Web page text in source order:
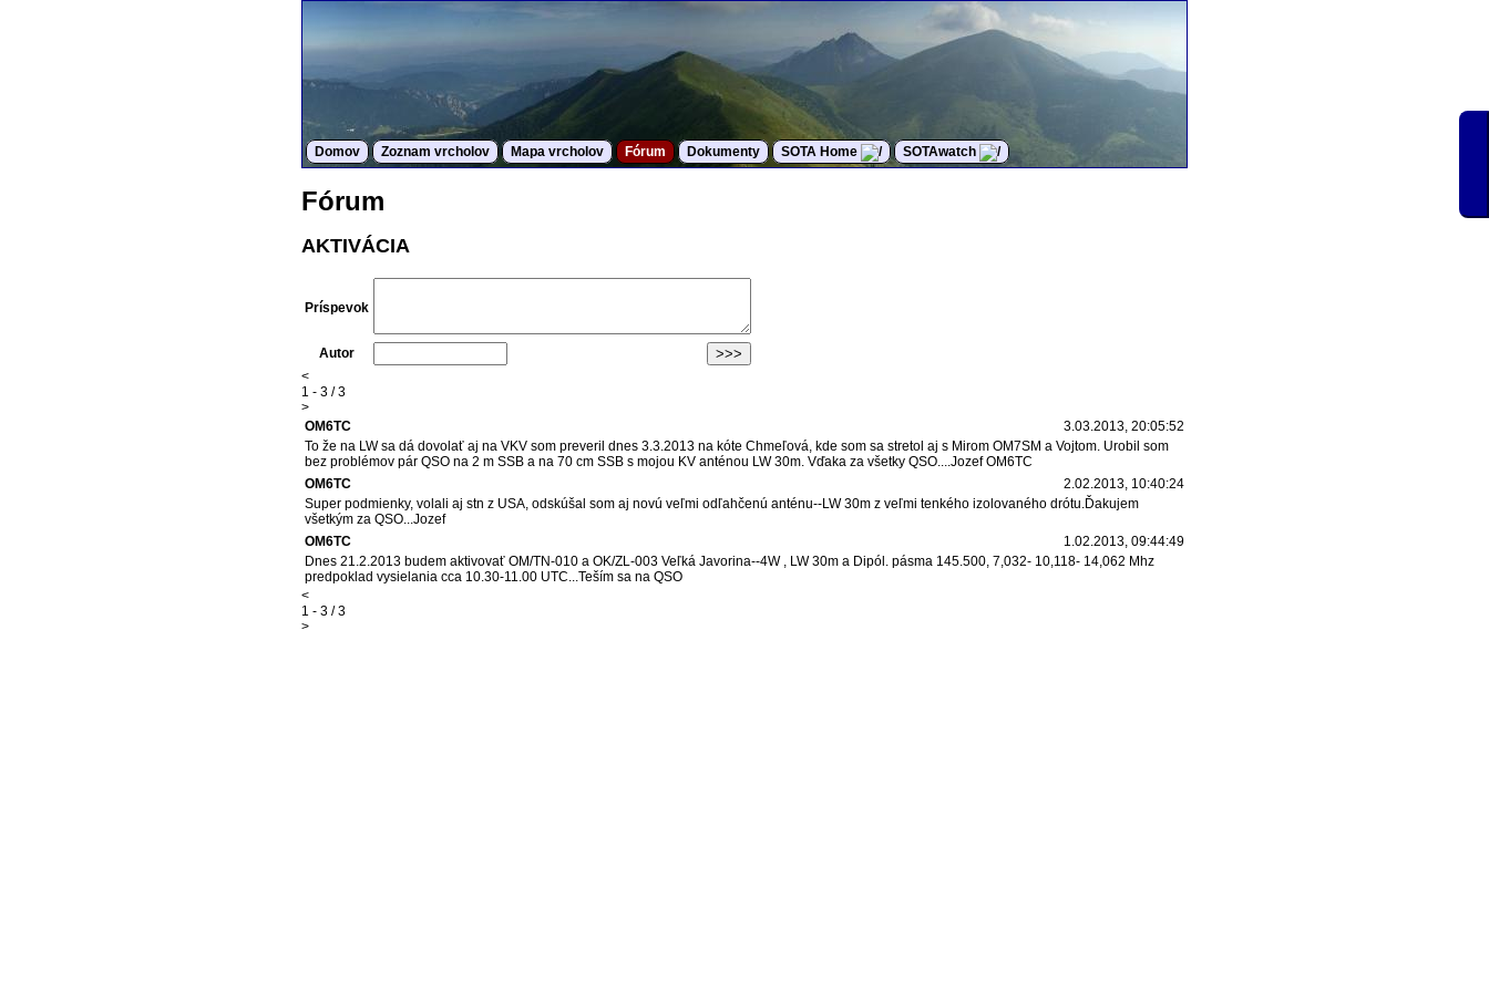
Domov Zoznam vrcholov Mapa vrcholov Fórum Dokumenty SOTA Home SOTAwatch
Fórum
AKTIVÁCIA
Príspevok
Autor
<
1 - 3 / 3
>
OM6TC
3.03.2013, 20:05:52
To že na LW sa dá dovolať aj na VKV som preveril dnes 3.3.2013 na kóte Chmeľová, kde som sa stretol aj s Mirom OM7SM a Vojtom. Urobil som
bez problémov pár QSO na 2 m SSB a na 70 cm SSB s mojou KV anténou LW 30m. Vďaka za všetky QSO....Jozef OM6TC
OM6TC
2.02.2013, 10:40:24
Super podmienky, volali aj stn z USA, odskúšal som aj novú veľmi odľahčenú anténu--LW 30m z veľmi tenkého izolovaného drótu.Ďakujem
všetkým za QSO...Jozef
OM6TC
1.02.2013, 09:44:49
Dnes 21.2.2013 budem aktivovať OM/TN-010 a OK/ZL-003 Veľká Javorina--4W , LW 30m a Dipól. pásma 145.500, 7,032- 10,118- 14,062 Mhz
predpoklad vysielania cca 10.30-11.00 UTC...Teším sa na QSO
<
1 - 3 / 3
>